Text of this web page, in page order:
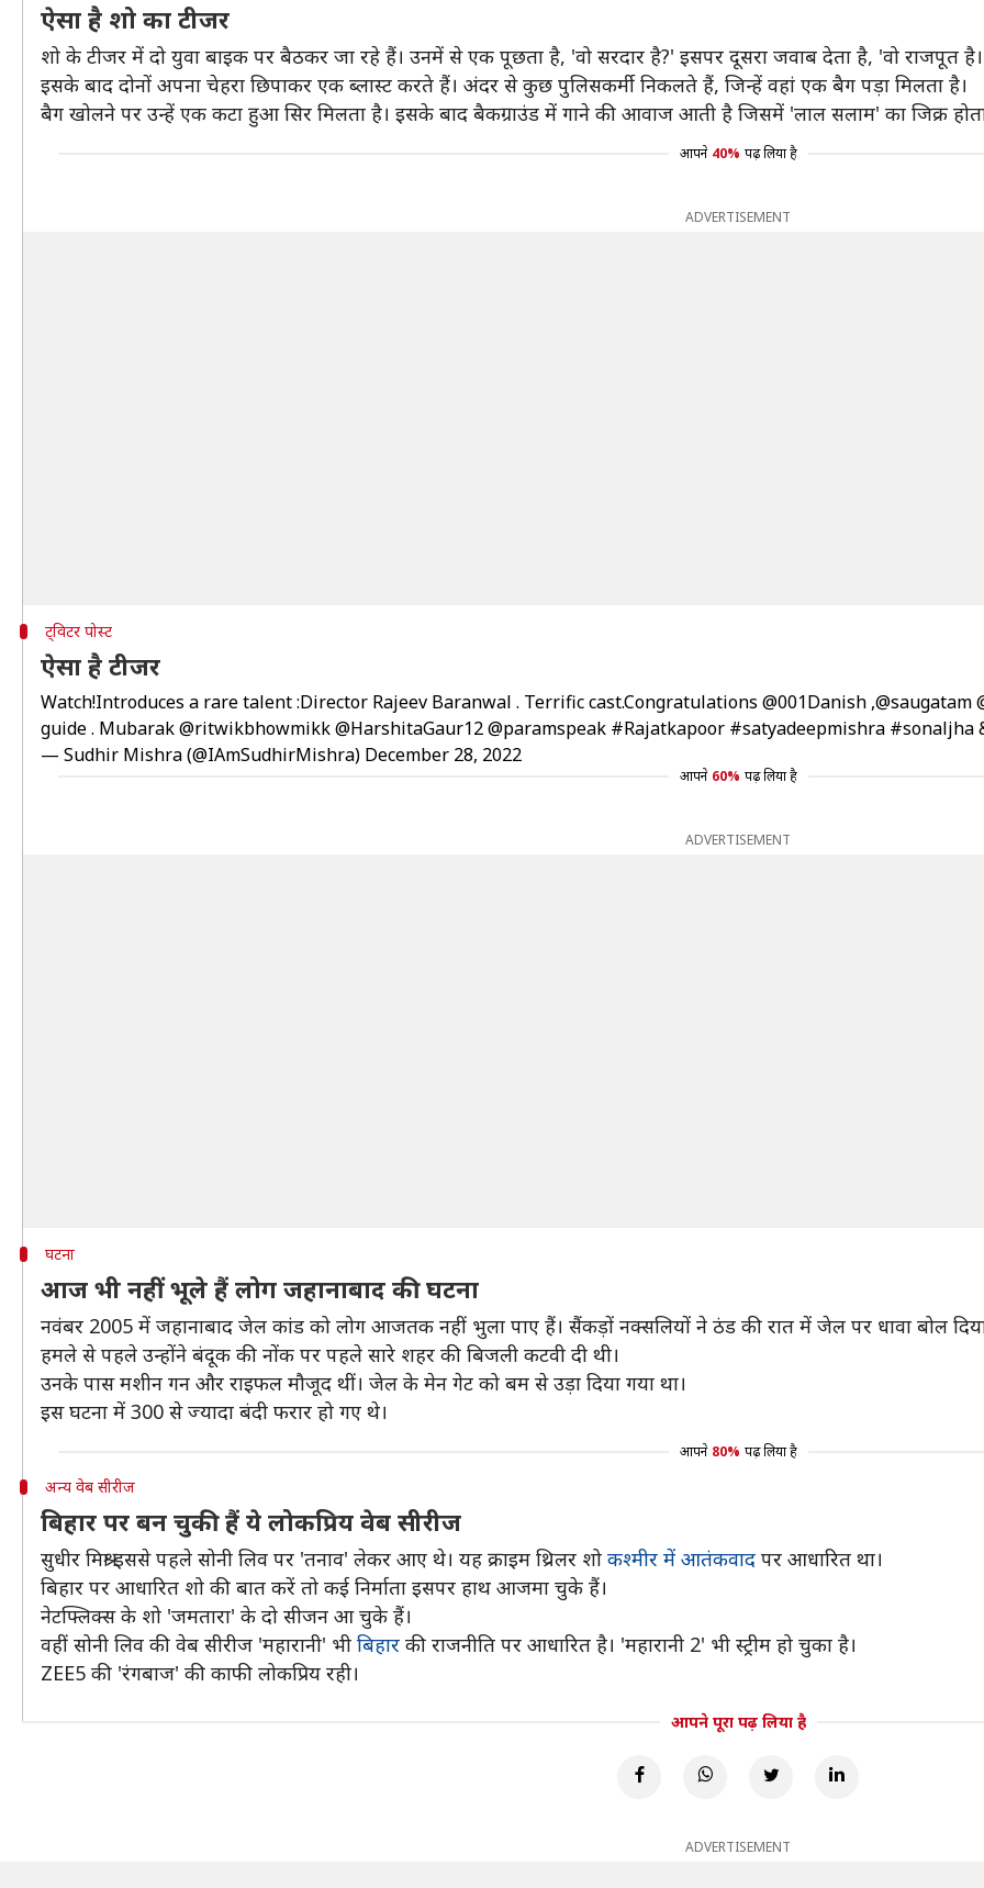
ऐसा है शो का टीजर
शो के टीजर में दो युवा बाइक पर बैठकर जा रहे हैं। उनमें से एक पूछता है, 'वो सरदार है?' इसपर दूसरा जवाब देता है, 'वो राजपूत
इसके बाद दोनों अपना चेहरा छिपाकर एक ब्लास्ट करते हैं। अंदर से कुछ पुलिसकर्मी निकलते हैं, जिन्हें वहां एक बैग पड़ा मिलता है।
बैग खोलने पर उन्हें एक कटा हुआ सिर मिलता है। इसके बाद बैकग्राउंड में गाने की आवाज आती है जिसमें 'लाल सलाम' का जिक्र
आपने 40% पढ़ लिया है
ADVERTISEMENT
ट्विटर पोस्ट
ऐसा है टीजर
Watch!Introduces a rare talent :Director Rajeev Baranwal . Terrific cast.Congratulations @001Danish ,@saugatam
guide . Mubarak@ritwikbhowmikk@HarshitaGaur12@paramspeak #Rajatkapoor #satyadeepmishra #sonaljha
— Sudhir Mishra (@IAmSudhirMishra) December 28, 2022
आपने 60% पढ़ लिया है
ADVERTISEMENT
घटना
आज भी नहीं भूले हैं लोग जहानाबाद की घटना
नवंबर 2005 में जहानाबाद जेल कांड को लोग आजतक नहीं भुला पाए हैं। सैंकड़ों नक्सलियों ने ठंड की रात में जेल पर धावा बोल
हमले से पहले उन्होंने बंदूक की नोंक पर पहले सारे शहर की बिजली कटवी दी थी।
उनके पास मशीन गन और राइफल मौजूद थीं। जेल के मेन गेट को बम से उड़ा दिया गया था।
इस घटना में 300 से ज्यादा बंदी फरार हो गए थे।
आपने 80% पढ़ लिया है
अन्य वेब सीरीज
बिहार पर बन चुकी हैं ये लोकप्रिय वेब सीरीज
सुधीर मिश्रा इससे पहले सोनी लिव पर 'तनाव' लेकर आए थे। यह क्राइम थ्रिलर शो कश्मीर में आतंकवाद पर आधारित था।
बिहार पर आधारित शो की बात करें तो कई निर्माता इसपर हाथ आजमा चुके हैं।
नेटफ्लिक्स के शो 'जमतारा' के दो सीजन आ चुके हैं।
वहीं सोनी लिव की वेब सीरीज 'महारानी' भी बिहार की राजनीति पर आधारित है। 'महारानी 2' भी स्ट्रीम हो चुका है।
ZEE5 की 'रंगबाज' की काफी लोकप्रिय रही।
आपने पूरा पढ़ लिया है
ADVERTISEMENT